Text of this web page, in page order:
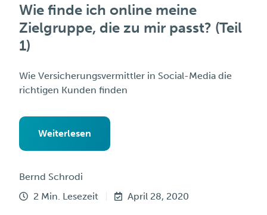
Wie finde ich online meine
Zielgruppe, die zu mir passt? (Teil
1)
Wie Versicherungsvermittler in Social-Media die
richtigen Kunden finden
Weiterlesen
Bernd Schrodi
2 Min. Lesezeit
April 28, 2020